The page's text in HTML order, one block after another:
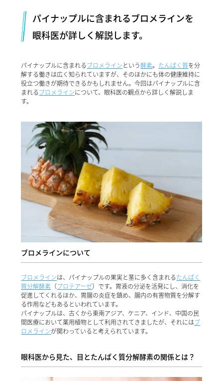
パイナップルに含まれるブロメラインを
眼科医が詳しく解説します。
パイナップルに含まれるブロメラインという酵素。 たんぱく質を分
解する働きは広く知られていますが、そのほかにも体の健康維持に
役立つ働きが期待できるかもしれません。今回はパイナップルに含
まれるブロメラインについて、眼科医の観点から詳しく解説しま
す。
ブロメラインについて
ブロメラインは、パイナップルの果実と茎に多く含まれるたんぱく
質分解酵素 （プロテアーゼ）です。胃液の分泌を活発にし、消化を
促進してくれるほか、胃腸の炎症を鎮め、腸内の有害物質を分解す
る作用などもあるといわれています。
パイナップルは、古くから東南アジア、ケニア、インド、中国の民
間医療において薬用植物として利用されてきましたが、それにはブ
ロメラインが関わっていると考えられています。
眼科医から見た、目とたんぱく質分解酵素の関係とは？